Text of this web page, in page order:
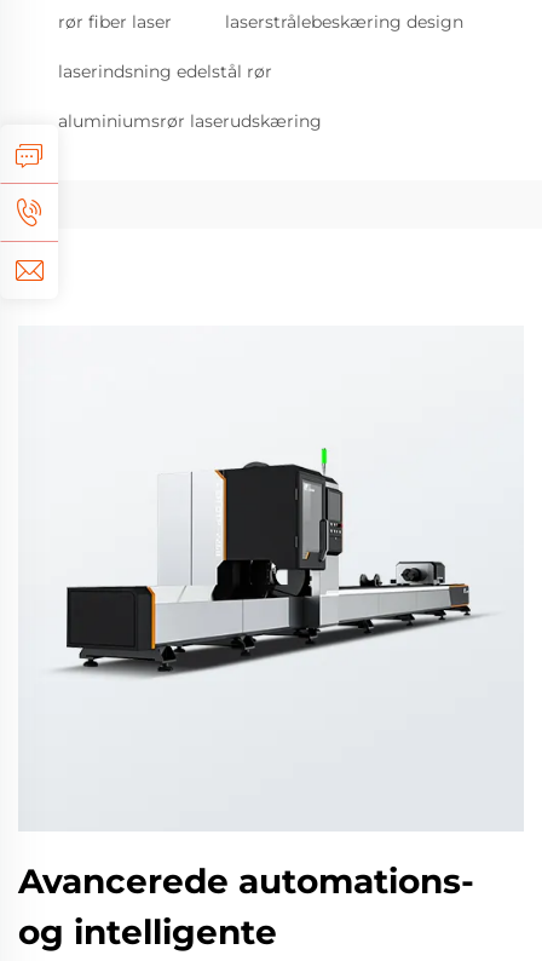
rør fiber laser laserstrålebeskæring design
laserindsning edelstål rør
aluminiumsrør laserudskæring
Avancerede automations-
og intelligente